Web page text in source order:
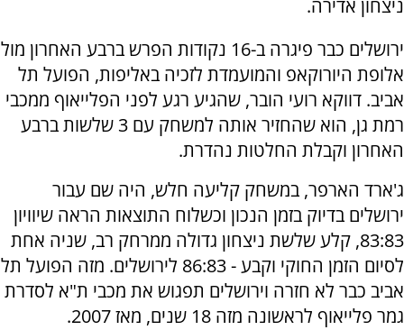
ניצחון אדירה.
ירושלים כבר פיגרה ב-16 נקודות הפרש ברבע האחרון מול
אלופת היורוקאפ והמועמדת לזכיה באליפות, הפועל תל
אביב. דווקא רועי הובר, שהגיע רגע לפני הפלייאוף ממכבי
רמת גן, הוא שהחזיר אותה למשחק עם 3 שלשות ברבע
האחרון וקבלת החלטות נהדרת.
ג'ארד הארפר, במשחק קליעה חלש, היה שם עבור
ירושלים בדיוק בזמן הנכון וכשלוח התוצאות הראה שיוויון
83:83, קלע שלשת ניצחון גדולה ממרחק רב, שניה אחת
לסיום הזמן החוקי וקבע - 86:83 לירושלים. מזה הפועל תל
אביב כבר לא חזרה וירושלים תפגוש את מכבי ת"א לסדרת
גמר פלייאוף לראשונה מזה 18 שנים, מאז 2007.